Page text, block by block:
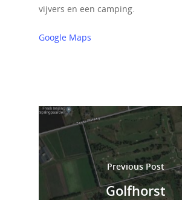
vijvers en een camping.
Google Maps
Previous Post
Golfhorst